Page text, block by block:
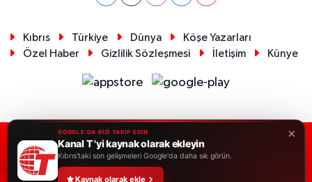
Kıbrıs Türkiye Dünya
Köşe Yazarları
Özel Haber
Gizlilik Sözleşmesi İletişim Künye
RSS Copyright © 2026. Her hakkı saklıdır.
×
GOOGLE'DA BİZİ TAKİP EDİN
Kanal T 'yi kaynak olarak ekleyin
Kıbrıs'taki son gelişmeleri Google'da daha sık görün.
Kaynak olarak ekle